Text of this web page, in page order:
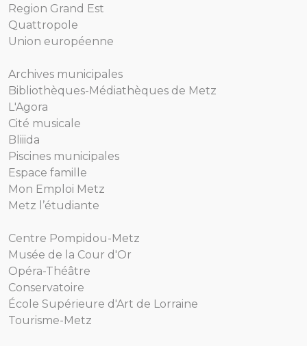
Region Grand Est
Quattropole
Union européenne
Archives municipales
Bibliothèques-Médiathèques de Metz
L'Agora
Cité musicale
Bliiida
Piscines municipales
Espace famille
Mon Emploi Metz
Metz l’étudiante
Centre Pompidou-Metz
Musée de la Cour d'Or
Opéra-Théâtre
Conservatoire
École Supérieure d'Art de Lorraine
Tourisme-Metz